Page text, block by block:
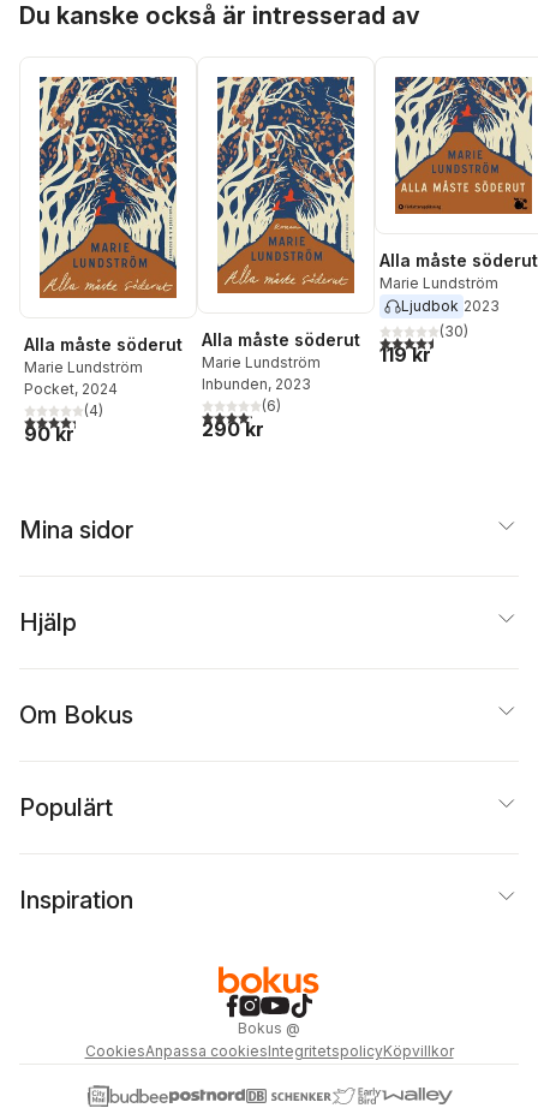
Du kanske också är intresserad av
Alla måste söderut
Marie Lundström
Pocket, 2024
4,3utav 5 stjärnor. Totalt antal röster:
(4)
90 kr
Alla måste söderut
Marie Lundström
Inbunden, 2023
4,2utav 5 stjärnor. Totalt antal röster:
(6)
290 kr
Alla måste söderut
Marie Lundström
Ljudbok 2023
4,5utav 5 stjärnor.
(30)
119 kr
Mina sidor
Hjälp
Om Bokus
Populärt
Inspiration
Bokus @
CookiesAnpassa cookiesIntegritetspolicyKöpvillkor